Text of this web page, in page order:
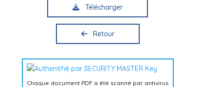
Télécharger
Retour
Chaque document PDF a été scanné par antivirus